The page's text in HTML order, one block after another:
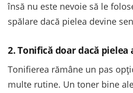
însă nu este nevoie să le
spălare dacă pielea devine
2. Tonifică doar dacă pielea
Tonifierea rămâne un pas
multe rutine. Un toner bine